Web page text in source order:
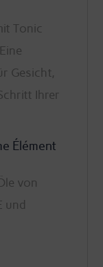
Tonic
Gesicht,
Ihrer
Élément
von
und